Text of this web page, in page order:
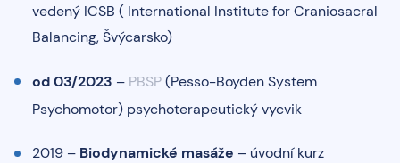
vedený ICSB ( International Institute for Craniosacral
Balancing, Švýcarsko)
od 03/2023 – PBSP(Pesso-Boyden System
Psychomotor) psychoterapeutický vycvik
2019 – Biodynamické masáže – úvodní kurz